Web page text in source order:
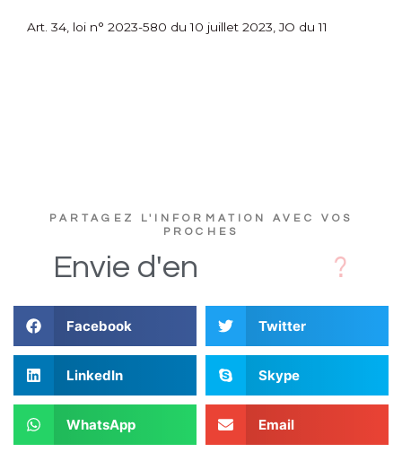
Art. 34, loi n° 2023-580 du 10 juillet 2023, JO du 11
PARTAGEZ L'INFORMATION AVEC VOS
PROCHES
Envie d'en
Facebook Twitter
LinkedIn Skype
WhatsApp Email